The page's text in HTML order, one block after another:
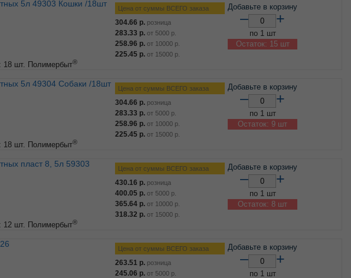
5л 49303 Кошки /18шт
18 шт. Полимербыт®
Цена от суммы ВСЕГО заказа
304.66 р. розница
283.33 р. от 5000 р.
258.96 р. от 10000 р.
225.45 р. от 15000 р.
Добавьте в корзину
– +
по 1 шт
Остаток: 15 шт
5л 49304 Собаки /18шт
18 шт. Полимербыт®
Цена от суммы ВСЕГО заказа
304.66 р. розница
283.33 р. от 5000 р.
258.96 р. от 10000 р.
225.45 р. от 15000 р.
Добавьте в корзину
– +
по 1 шт
Остаток: 9 шт
12 шт. Полимербыт®
Цена от суммы ВСЕГО заказа
430.16 р. розница
400.05 р. от 5000 р.
365.64 р. от 10000 р.
318.32 р. от 15000 р.
Добавьте в корзину
– +
по 1 шт
Остаток: 8 шт
Цена от суммы ВСЕГО заказа
263.51 р. розница
245.06 р. от 5000 р.
Добавьте в корзину
– +
по 1 шт